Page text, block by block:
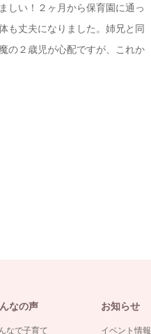
しい！２ヶ月から保育園に通っ
も丈夫になりました。姉兄と同
の２歳児が心配ですが、これか
なの声
なで子育て
お知らせ
イベント情報